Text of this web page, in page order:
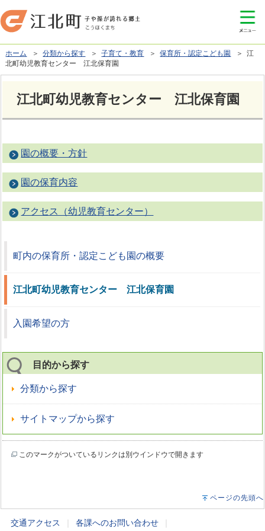
ホーム ＞分類から探す ＞子育て・教育 ＞保育所・認定こども園
＞ 江
北町幼児教育センター 江北保育園
江北町幼児教育センター 江北保育園
園の概要・方針
園の保育内容
アクセス（幼児教育センター）
町内の保育所・認定こども園の概要
江北町幼児教育センター 江北保育園
入園希望の方
目的から探す
分類から探す
サイトマップから探す
このマークがついているリンクは別ウインドウで開きます
ページの先頭へ
交通アクセス 各課へのお問い合わせ